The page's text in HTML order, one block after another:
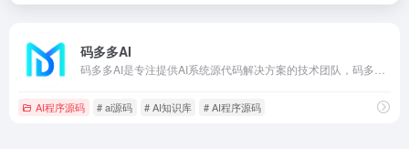
码多多AI
AI程序源码 # ai源码 # AI知识库 # AI程序源码